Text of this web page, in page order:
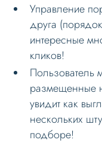
Управление
друга
интересные
кликов!
Пользователь
размещенные
увидит как
нескольких
подборе!